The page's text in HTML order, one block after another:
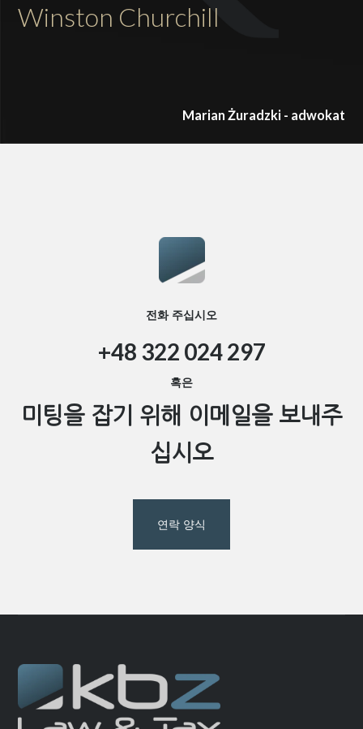
Winston Churchill
Marian Żuradzki - adwokat
전화 주십시오
+48 322 024 297
혹은
미팅을 잡기 위해 이메일을 보내주
십시오
연락 양식